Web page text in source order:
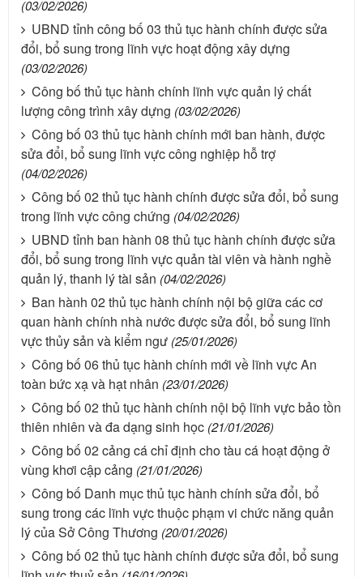
(03/02/2026)
UBND tỉnh công bố 03 thủ tục hành chính được sửa
đổi, bổ sung trong lĩnh vực hoạt động xây dựng
(03/02/2026)
Công bố thủ tục hành chính lĩnh vực quản lý chất
lượng công trình xây dựng (03/02/2026)
Công bố 03 thủ tục hành chính mới ban hành, được
sửa đổi, bổ sung lĩnh vực công nghiệp hỗ trợ
(04/02/2026)
Công bố 02 thủ tục hành chính được sửa đổi, bổ sung
trong lĩnh vực công chứng (04/02/2026)
UBND tỉnh ban hành 08 thủ tục hành chính được sửa
đổi, bổ sung trong lĩnh vực quản tài viên và hành nghề
quản lý, thanh lý tài sản (04/02/2026)
Ban hành 02 thủ tục hành chính nội bộ giữa các cơ
quan hành chính nhà nước được sửa đổi, bổ sung lĩnh
vực thủy sản và kiểm ngư (25/01/2026)
Công bố 06 thủ tục hành chính mới về lĩnh vực An
toàn bức xạ và hạt nhân (23/01/2026)
Công bố 02 thủ tục hành chính nội bộ lĩnh vực bảo tồn
thiên nhiên và đa dạng sinh học (21/01/2026)
Công bố 02 cảng cá chỉ định cho tàu cá hoạt động ở
vùng khơi cập cảng (21/01/2026)
Công bố Danh mục thủ tục hành chính sửa đổi, bổ
sung trong các lĩnh vực thuộc phạm vi chức năng quản
lý của Sở Công Thương (20/01/2026)
Công bố 02 thủ tục hành chính được sửa đổi, bổ sung